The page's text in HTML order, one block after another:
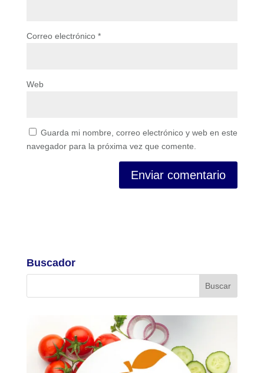
Correo electrónico *
Web
Guarda mi nombre, correo electrónico y web en este
navegador para la próxima vez que comente.
Buscador